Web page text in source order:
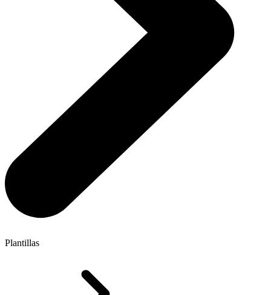
Plantillas